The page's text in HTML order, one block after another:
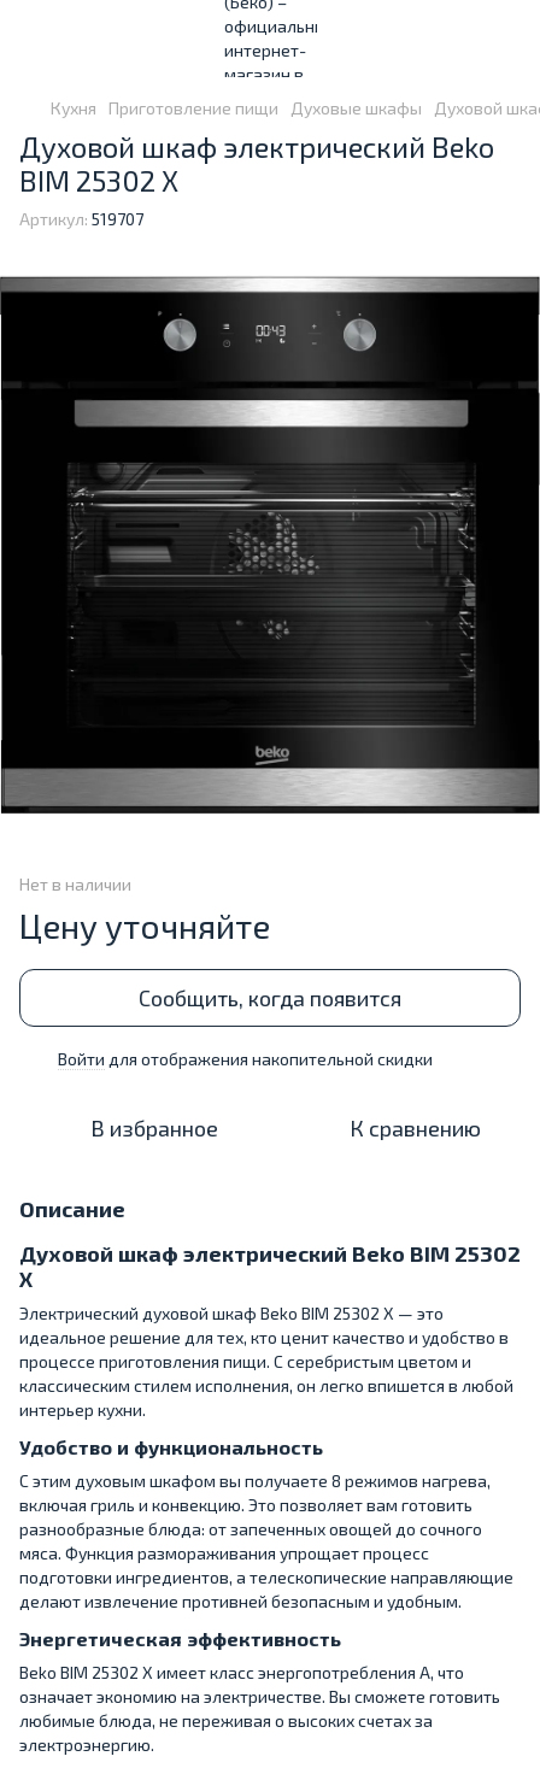
Кухня Приготовление пищи Духовые шкафы Духовой
Духовой шкаф электрический Beko
BIM 25302 X
Артикул: 519707
Нет в наличии
Цену уточняйте
Сообщить, когда появится
Войти для отображения накопительной скидки
В избранное К сравнению
Описание
Духовой шкаф электрический Beko BIM 25302
X
Электрический духовой шкаф Beko BIM 25302 X — это
идеальное решение для тех, кто ценит качество и удобство в
процессе приготовления пищи. С серебристым цветом и
классическим стилем исполнения, он легко впишется в любой
интерьер кухни.
Удобство и функциональность
С этим духовым шкафом вы получаете 8 режимов нагрева,
включая гриль и конвекцию. Это позволяет вам готовить
разнообразные блюда: от запеченных овощей до сочного
мяса. Функция размораживания упрощает процесс
подготовки ингредиентов, а телескопические направляющие
делают извлечение противней безопасным и удобным.
Энергетическая эффективность
Beko BIM 25302 X имеет класс энергопотребления A, что
означает экономию на электричестве. Вы сможете готовить
любимые блюда, не переживая о высоких счетах за
электроэнергию.